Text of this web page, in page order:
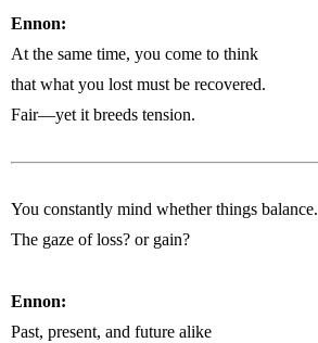
Ennon:
At the same time, you come to think
that what you lost must be recovered.
Fair—yet it breeds tension.
You constantly mind whether things balance.
The gaze of loss? or gain?
Ennon:
Past, present, and future alike